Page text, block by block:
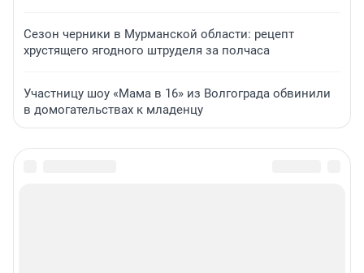
Сезон черники в Мурманской области: рецепт
хрустящего ягодного штруделя за полчаса
Участницу шоу «Мама в 16» из Волгограда обвинили
в домогательствах к младенцу